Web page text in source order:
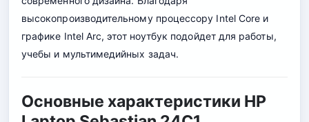
высокопроизводительному процессору Intel Core и
графике Intel Arc, этот ноутбук подойдет для работы,
учебы и мультимедийных задач.
Основные характеристики HP